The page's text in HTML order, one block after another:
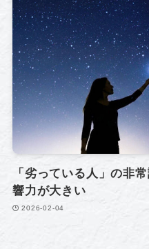
「劣っている人」の非
響力が大きい
2026-02-04